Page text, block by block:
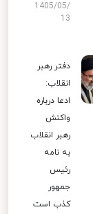
1405/05/
13
دفتر رهبر
انقلاب:
ادعا درباره
واکنش
رهبر انقلاب
به نامه
رئیس
جمهور
کذب است